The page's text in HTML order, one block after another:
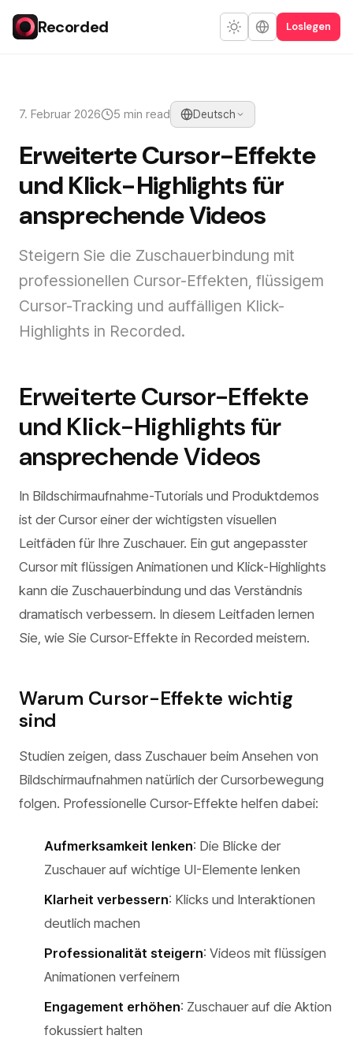
Recorded Loslegen
7. Februar 2026 5 min read Deutsch
Erweiterte Cursor-Effekte
und Klick-Highlights für
ansprechende Videos
Steigern Sie die Zuschauerbindung mit
professionellen Cursor-Effekten, flüssigem
Cursor-Tracking und auffälligen Klick-
Highlights in Recorded.
Erweiterte Cursor-Effekte
und Klick-Highlights für
ansprechende Videos
In Bildschirmaufnahme-Tutorials und Produktdemos
ist der Cursor einer der wichtigsten visuellen
Leitfäden für Ihre Zuschauer. Ein gut angepasster
Cursor mit flüssigen Animationen und Klick-Highlights
kann die Zuschauerbindung und das Verständnis
dramatisch verbessern. In diesem Leitfaden lernen
Sie, wie Sie Cursor-Effekte in Recorded meistern.
Warum Cursor-Effekte wichtig
sind
Studien zeigen, dass Zuschauer beim Ansehen von
Bildschirmaufnahmen natürlich der Cursorbewegung
folgen. Professionelle Cursor-Effekte helfen dabei:
Aufmerksamkeit lenken: Die Blicke der
Zuschauer auf wichtige UI-Elemente lenken
Klarheit verbessern: Klicks und Interaktionen
deutlich machen
Professionalität steigern: Videos mit flüssigen
Animationen verfeinern
Engagement erhöhen: Zuschauer auf die Aktion
fokussiert halten